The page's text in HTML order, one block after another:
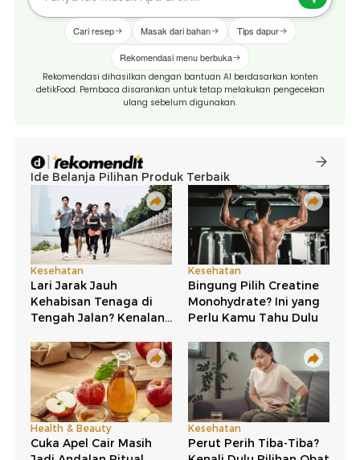
Cari resep Masak dari bahan Tips dapur
Rekomendasi menu berbuka
Rekomendasi dihasilkan dengan bantuan AI berdasarkan konten
detikFood. Pembaca disarankan untuk tetap melakukan pengecekan
ulang sebelum digunakan.